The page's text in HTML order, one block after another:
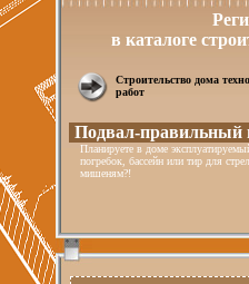
в каталоге
Строительство дома
работ
Подвал-правильный
Планируете в доме
погребок, бассейн или тир для
мишеням?!